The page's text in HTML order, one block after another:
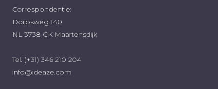
Correspondentie:
Dorpsweg 140
NL 3738 CK Maartensdijk
Tel. (+31) 346 210 204
info@ideaze.com